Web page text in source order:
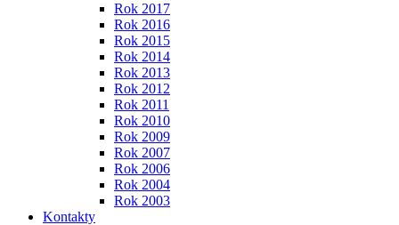
Rok 2017
Rok 2016
Rok 2015
Rok 2014
Rok 2013
Rok 2012
Rok 2011
Rok 2010
Rok 2009
Rok 2007
Rok 2006
Rok 2004
Rok 2003
Kontakty